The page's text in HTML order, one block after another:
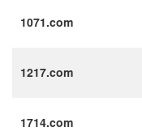
1071.com
1217.com
1714.com